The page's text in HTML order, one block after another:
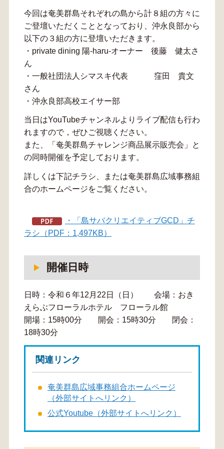
今回は奄美群島それぞれの島から計８組の方々に
ご登壇いただくこととなっており、沖永良部から
以下の３組の方に登壇いただきます。
・private dining 陽-haru-オーナー 後藤 健太さ
ん
・一般社団法人シマスキ代表 窪田 貴文
さん
・沖永良部高校エイサー部
当日はYouTubeチャンネルよりライブ配信も行わ
れますので，ぜひご視聴ください。
また、「奄美群島チャレンジ商品展示販売会」と
の同時開催を予定しております。
詳しくは下記チラシ、または奄美群島広域事務組
合のホームページをご覧ください。
・「島サバクリエイティブGCD」チ
ラシ（PDF：1,497KB）
開催日時
日時：令和６年12月22日（日） 会場：おき
えらぶフローラルホテル フローラル館
開場：15時00分 開会：15時30分 閉会：
18時30分
関連リンク
奄美群島広域事務組合ホームページ
（外部サイトへリンク）
公式Youtube（外部サイトへリンク）